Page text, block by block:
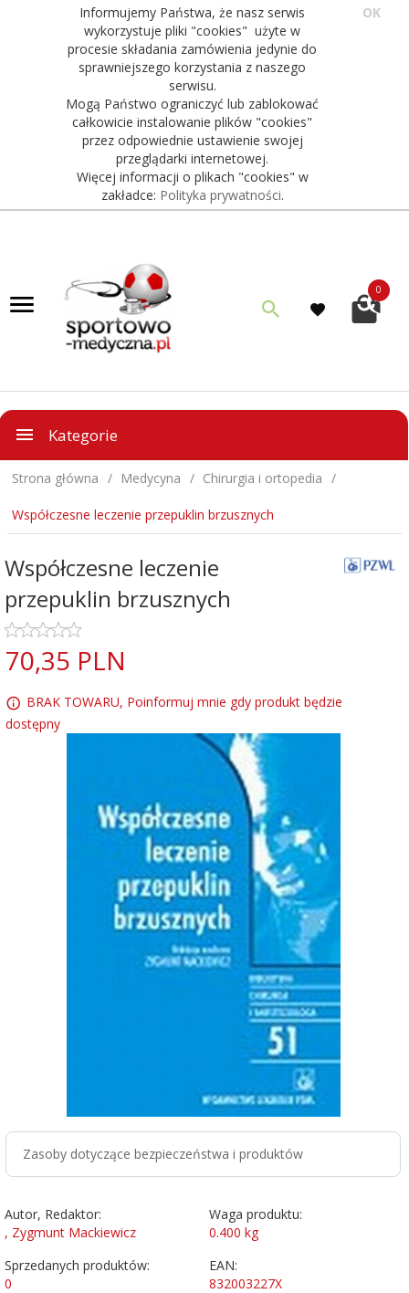
Informujemy Państwa, że nasz serwis
wykorzystuje pliki "cookies" użyte w
procesie składania zamówienia jedynie do
sprawniejszego korzystania z naszego
serwisu.
Mogą Państwo ograniczyć lub zablokować
całkowicie instalowanie plików "cookies"
przez odpowiednie ustawienie swojej
przeglądarki internetowej.
Więcej informacji o plikach "cookies" w
zakładce: Polityka prywatności.
OK
0
Kategorie
Strona główna Medycyna Chirurgia i ortopedia
Współczesne leczenie przepuklin brzusznych
Współczesne leczenie
przepuklin brzusznych
70,35 PLN
BRAK TOWARU, Poinformuj mnie gdy produkt będzie
dostępny
Zasoby dotyczące bezpieczeństwa i produktów
Autor, Redaktor:
, Zygmunt Mackiewicz
Waga produktu:
0.400 kg
Sprzedanych produktów:
0
EAN:
832003227X